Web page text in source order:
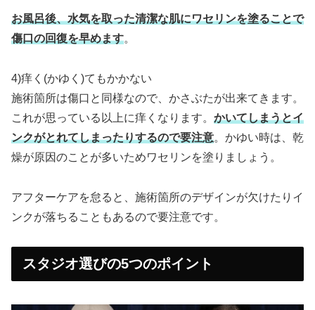
お風呂後、水気を取った清潔な肌にワセリンを塗ることで
傷口の回復を早めます。
4)痒く(かゆく)てもかかない
施術箇所は傷口と同様なので、かさぶたが出来てきます。
これが思っている以上に痒くなります。 かいてしまうとイ
ンクがとれてしまったりするので要注意。かゆい時は、乾
燥が原因のことが多いためワセリンを塗りましょう。
アフターケアを怠ると、施術箇所のデザインが欠けたりイ
ンクが落ちることもあるので要注意です。
スタジオ選びの5つのポイント